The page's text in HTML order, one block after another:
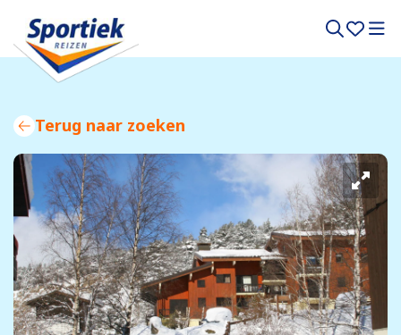
Terug naar zoeken